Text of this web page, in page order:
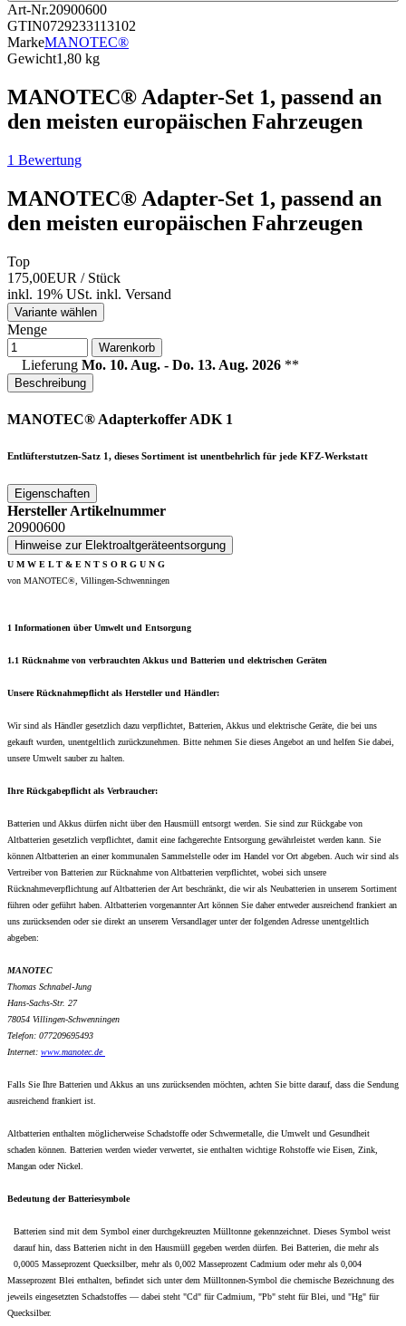
Art-Nr.20900600
GTIN0729233113102
MarkeMANOTEC®
Gewicht1,80 kg
MANOTEC® Adapter-Set 1, passend an
den meisten europäischen Fahrzeugen
1 Bewertung
MANOTEC® Adapter-Set 1, passend an
den meisten europäischen Fahrzeugen
Top
175,00EUR / Stück
inkl. 19% USt. inkl. Versand
Variante wählen
Menge
Warenkorb
Lieferung Mo. 10. Aug. - Do. 13. Aug. 2026 **
Beschreibung
MANOTEC® Adapterkoffer ADK 1
Entlüfterstutzen-Satz 1, dieses Sortiment ist unentbehrlich für jede KFZ-Werkstatt
Eigenschaften
Hersteller Artikelnummer
20900600
Hinweise zur Elektroaltgeräteentsorgung
U M W E L T & E N T S O R G U N G
von MANOTEC®, Villingen-Schwenningen
1 Informationen über Umwelt und Entsorgung
1.1 Rücknahme von verbrauchten Akkus und Batterien und elektrischen Geräten
Unsere Rücknahmepflicht als Hersteller und Händler:
Wir sind als Händler gesetzlich dazu verpflichtet, Batterien, Akkus und elektrische Geräte, die bei uns
gekauft wurden, unentgeltlich zurückzunehmen. Bitte nehmen Sie dieses Angebot an und helfen Sie dabei,
unsere Umwelt sauber zu halten.
Ihre Rückgabepflicht als Verbraucher:
Batterien und Akkus dürfen nicht über den Hausmüll entsorgt werden. Sie sind zur Rückgabe von
Altbatterien gesetzlich verpflichtet, damit eine fachgerechte Entsorgung gewährleistet werden kann. Sie
können Altbatterien an einer kommunalen Sammelstelle oder im Handel vor Ort abgeben. Auch wir sind als
Vertreiber von Batterien zur Rücknahme von Altbatterien verpflichtet, wobei sich unsere
Rücknahmeverpflichtung auf Altbatterien der Art beschränkt, die wir als Neubatterien in unserem Sortiment
führen oder geführt haben. Altbatterien vorgenannter Art können Sie daher entweder ausreichend frankiert an
uns zurücksenden oder sie direkt an unserem Versandlager unter der folgenden Adresse unentgeltlich
abgeben:
MANOTEC
Thomas Schnabel-Jung
Hans-Sachs-Str. 27
78054 Villingen-Schwenningen
Telefon: 077209695493
Internet: www.manotec.de
Falls Sie Ihre Batterien und Akkus an uns zurücksenden möchten, achten Sie bitte darauf, dass die Sendung
ausreichend frankiert ist.
Altbatterien enthalten möglicherweise Schadstoffe oder Schwermetalle, die Umwelt und Gesundheit
schaden können. Batterien werden wieder verwertet, sie enthalten wichtige Rohstoffe wie Eisen, Zink,
Mangan oder Nickel.
Bedeutung der Batteriesymbole
Batterien sind mit dem Symbol einer durchgekreuzten Mülltonne gekennzeichnet. Dieses Symbol weist
darauf hin, dass Batterien nicht in den Hausmüll gegeben werden dürfen. Bei Batterien, die mehr als
0,0005 Masseprozent Quecksilber, mehr als 0,002 Masseprozent Cadmium oder mehr als 0,004
Masseprozent Blei enthalten, befindet sich unter dem Mülltonnen-Symbol die chemische Bezeichnung des
jeweils eingesetzten Schadstoffes — dabei steht "Cd" für Cadmium, "Pb" steht für Blei, und "Hg" für
Quecksilber.